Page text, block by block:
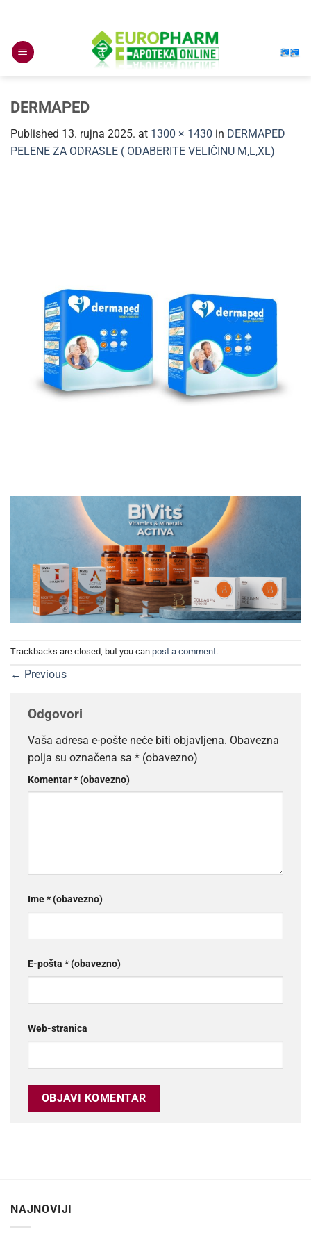
content
DERMAPED
Published 13. rujna 2025. at 1300 × 1430 in DERMAPED
PELENE ZA ODRASLE ( ODABERITE VELIČINU M,L,XL)
Trackbacks are closed, but you can post a comment.
← Previous
Odgovori
Vaša adresa e-pošte neće biti objavljena. Obavezna
polja su označena sa * (obavezno)
Komentar* (obavezno)
Ime* (obavezno)
E-pošta * (obavezno)
Web-stranica
NAJNOVIJI